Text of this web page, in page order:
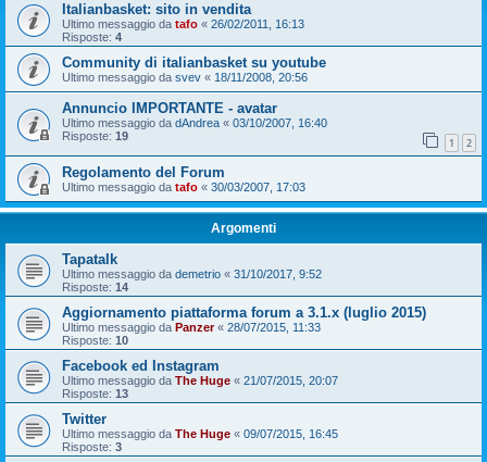
Italianbasket: sito in vendita
Ultimo messaggio da tafo « 26/02/2011, 16:13
Risposte: 4
Community di italianbasket su youtube
Ultimo messaggio da svev « 18/11/2008, 20:56
Annuncio IMPORTANTE - avatar
Ultimo messaggio da dAndrea « 03/10/2007, 16:40
Risposte: 19 1 2
Regolamento del Forum
Ultimo messaggio da tafo « 30/03/2007, 17:03
Argomenti
Tapatalk
Ultimo messaggio da demetrio « 31/10/2017, 9:52
Risposte: 14
Aggiornamento piattaforma forum a 3.1.x (luglio 2015)
Ultimo messaggio da Panzer« 28/07/2015, 11:33
Risposte: 10
Facebook ed Instagram
Ultimo messaggio da The Huge « 21/07/2015, 20:07
Risposte: 13
Twitter
Ultimo messaggio da The Huge « 09/07/2015, 16:45
Risposte: 3